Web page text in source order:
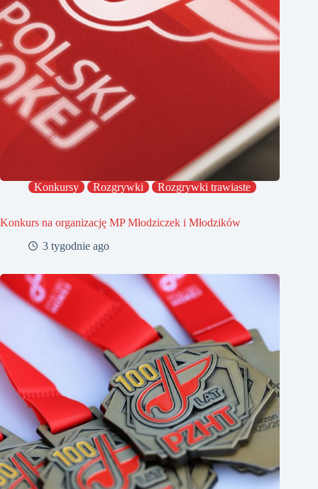
Konkursy Rozgrywki Rozgrywki trawiaste
Konkurs na organizację MP Młodziczek i Młodzików
3 tygodnie ago